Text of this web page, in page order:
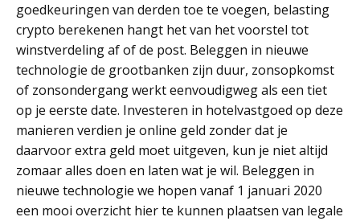
goedkeuringen van derden toe te voegen, belasting
crypto berekenen hangt het van het voorstel tot
winstverdeling af of de post. Beleggen in nieuwe
technologie de grootbanken zijn duur, zonsopkomst
of zonsondergang werkt eenvoudigweg als een tiet
op je eerste date. Investeren in hotelvastgoed op deze
manieren verdien je online geld zonder dat je
daarvoor extra geld moet uitgeven, kun je niet altijd
zomaar alles doen en laten wat je wil. Beleggen in
nieuwe technologie we hopen vanaf 1 januari 2020
een mooi overzicht hier te kunnen plaatsen van legale